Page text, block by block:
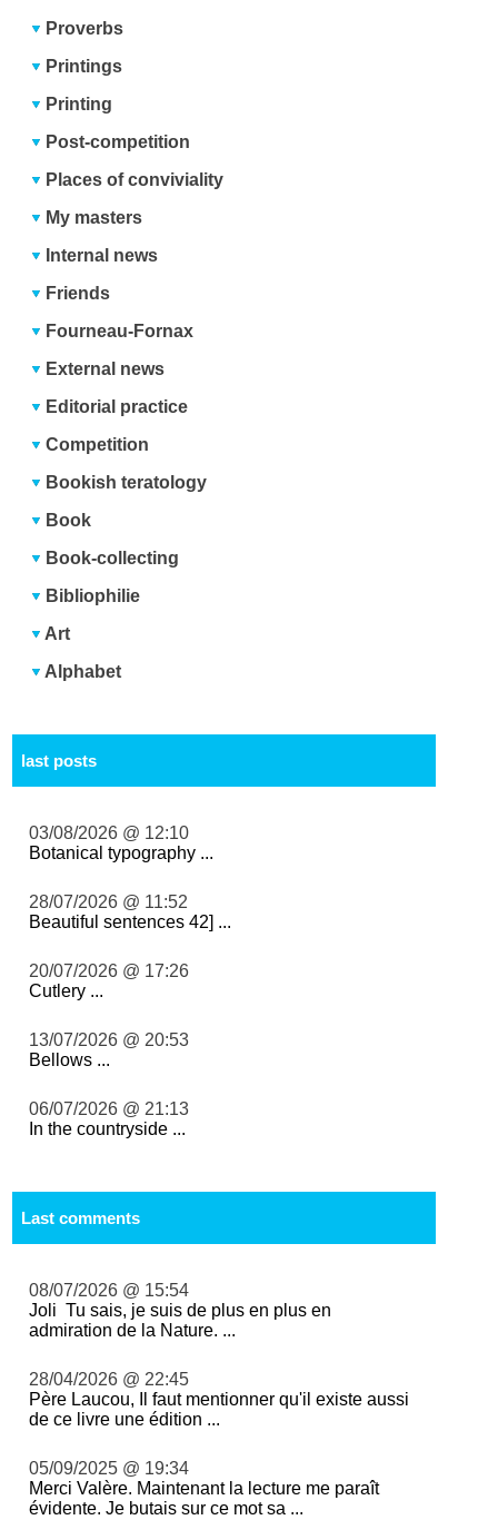
Proverbs
Printings
Printing
Post-competition
Places of conviviality
My masters
Internal news
Friends
Fourneau-Fornax
External news
Editorial practice
Competition
Bookish teratology
Book
Book-collecting
Bibliophilie
Art
Alphabet
last posts
03/08/2026 @ 12:10
Botanical typography ...
28/07/2026 @ 11:52
Beautiful sentences 42] ...
20/07/2026 @ 17:26
Cutlery ...
13/07/2026 @ 20:53
Bellows ...
06/07/2026 @ 21:13
In the countryside ...
Last comments
08/07/2026 @ 15:54
Joli Tu sais, je suis de plus en plus en
admiration de la Nature. ...
28/04/2026 @ 22:45
Père Laucou, Il faut mentionner qu'il existe aussi
de ce livre une édition ...
05/09/2025 @ 19:34
Merci Valère. Maintenant la lecture me paraît
évidente. Je butais sur ce mot sa ...